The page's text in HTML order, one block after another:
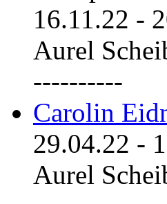
16.11.22 -
Aurel
----------
Carolin
29.04.22 -
Aurel